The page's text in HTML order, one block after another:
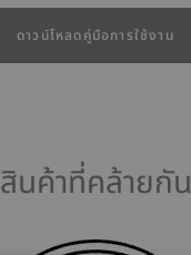
ดาวน์โหลดคู่มือการใช้งาน
สินค้าที่คล้ายกัน